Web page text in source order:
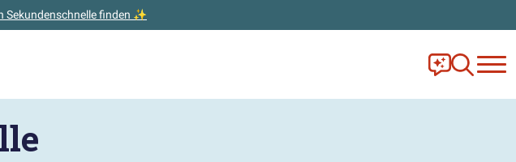
Sekundenschnelle finden ✨
Frag Ella!
Zur